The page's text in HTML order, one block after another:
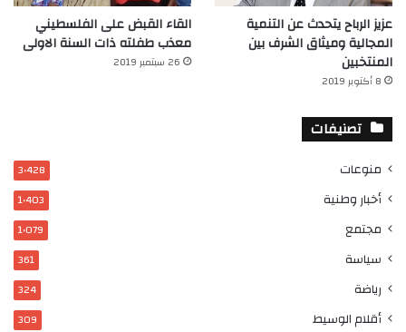
عزيز الرباح يتحدث عن التنمية
المجالية وميثاق الشرف بين
المنتخبين
8 أكتوبر 2019
القاء القبض على الفلسطيني
معذب طفلته ذات السنة الاولى
26 سبتمبر 2019
تصنيفات
منوعات 3٬428
أخبار وطنية 1٬403
مجتمع 1٬079
سياسة 361
رياضة 324
أقلام الوسيط 309